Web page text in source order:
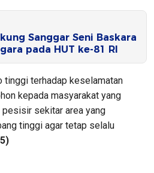
Sanggar Seni Baskara
pada HUT ke-81 RI
tinggi terhadap keselamatan
kepada masyarakat yang
sekitar area yang
tinggi agar tetap selalu